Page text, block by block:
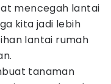
mencegah lantai
kita jadi lebih
lantai rumah
tanaman